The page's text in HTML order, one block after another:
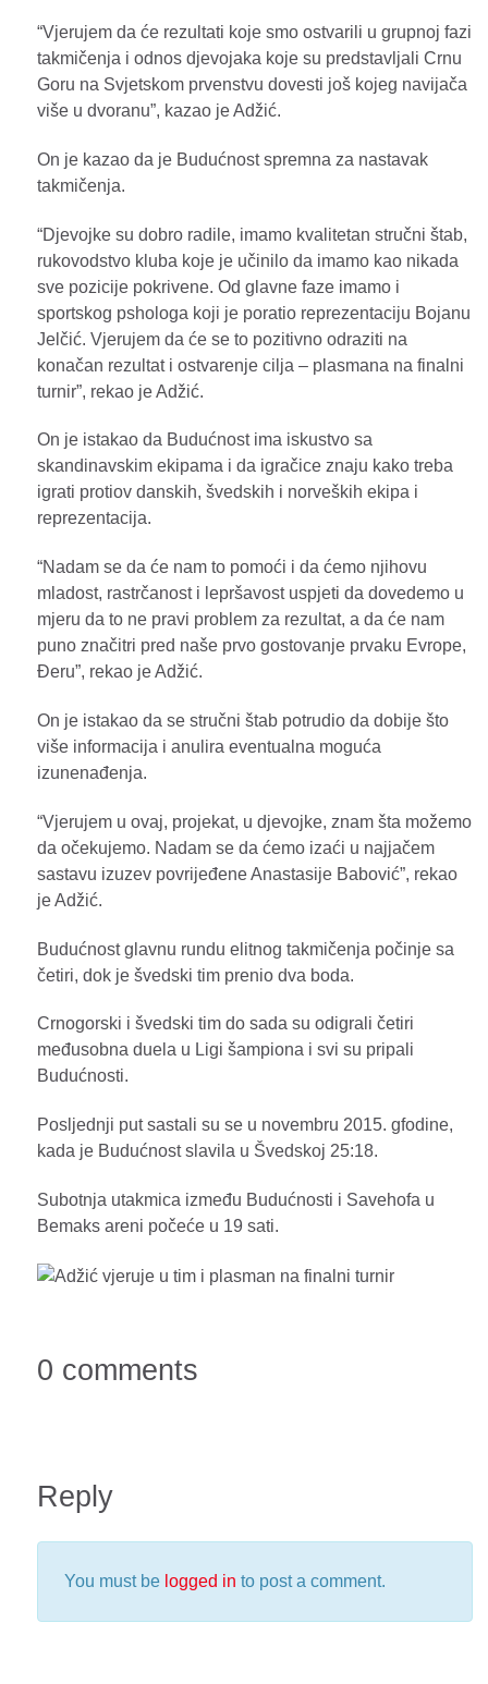
“Vjerujem da će rezultati koje smo ostvarili u grupnoj fazi
takmičenja i odnos djevojaka koje su predstavljali Crnu
Goru na Svjetskom prvenstvu dovesti još kojeg navijača
više u dvoranu”, kazao je Adžić.
On je kazao da je Budućnost spremna za nastavak
takmičenja.
“Djevojke su dobro radile, imamo kvalitetan stručni štab,
rukovodstvo kluba koje je učinilo da imamo kao nikada
sve pozicije pokrivene. Od glavne faze imamo i
sportskog pshologa koji je poratio reprezentaciju Bojanu
Jelčić. Vjerujem da će se to pozitivno odraziti na
konačan rezultat i ostvarenje cilja – plasmana na finalni
turnir”, rekao je Adžić.
On je istakao da Budućnost ima iskustvo sa
skandinavskim ekipama i da igračice znaju kako treba
igrati protiov danskih, švedskih i norveških ekipa i
reprezentacija.
“Nadam se da će nam to pomoći i da ćemo njihovu
mladost, rastrčanost i lepršavost uspjeti da dovedemo u
mjeru da to ne pravi problem za rezultat, a da će nam
puno značitri pred naše prvo gostovanje prvaku Evrope,
Đeru”, rekao je Adžić.
On je istakao da se stručni štab potrudio da dobije što
više informacija i anulira eventualna moguća
izunenađenja.
“Vjerujem u ovaj, projekat, u djevojke, znam šta možemo
da očekujemo. Nadam se da ćemo izaći u najjačem
sastavu izuzev povrijeđene Anastasije Babović”, rekao
je Adžić.
Budućnost glavnu rundu elitnog takmičenja počinje sa
četiri, dok je švedski tim prenio dva boda.
Crnogorski i švedski tim do sada su odigrali četiri
međusobna duela u Ligi šampiona i svi su pripali
Budućnosti.
Posljednji put sastali su se u novembru 2015. gfodine,
kada je Budućnost slavila u Švedskoj 25:18.
Subotnja utakmica između Budućnosti i Savehofa u
Bemaks areni počeće u 19 sati.
0 comments
Reply
You must be logged in to post a comment.